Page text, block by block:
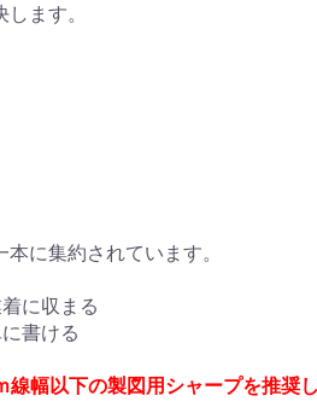
ます。
に集約されています。
に収まる
書ける
幅以下の製図用シャープを推奨し